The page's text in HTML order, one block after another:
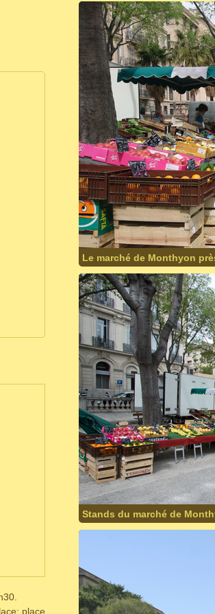
place
Le marché de Monthyon
Stands du marché de